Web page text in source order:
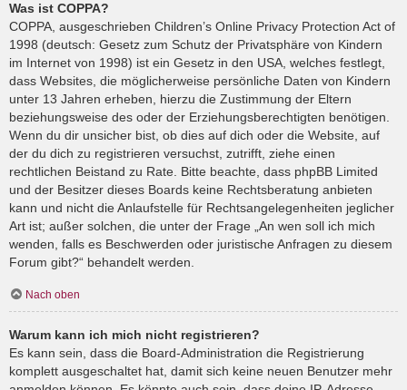
Was ist COPPA?
COPPA, ausgeschrieben Children’s Online Privacy Protection Act of
1998 (deutsch: Gesetz zum Schutz der Privatsphäre von Kindern
im Internet von 1998) ist ein Gesetz in den USA, welches festlegt,
dass Websites, die möglicherweise persönliche Daten von Kindern
unter 13 Jahren erheben, hierzu die Zustimmung der Eltern
beziehungsweise des oder der Erziehungsberechtigten benötigen.
Wenn du dir unsicher bist, ob dies auf dich oder die Website, auf
der du dich zu registrieren versuchst, zutrifft, ziehe einen
rechtlichen Beistand zu Rate. Bitte beachte, dass phpBB Limited
und der Besitzer dieses Boards keine Rechtsberatung anbieten
kann und nicht die Anlaufstelle für Rechtsangelegenheiten jeglicher
Art ist; außer solchen, die unter der Frage „An wen soll ich mich
wenden, falls es Beschwerden oder juristische Anfragen zu diesem
Forum gibt?“ behandelt werden.
Nach oben
Warum kann ich mich nicht registrieren?
Es kann sein, dass die Board-Administration die Registrierung
komplett ausgeschaltet hat, damit sich keine neuen Benutzer mehr